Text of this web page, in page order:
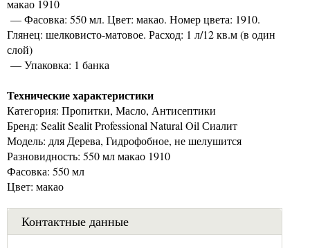
макао 1910
— Фасовка: 550 мл. Цвет: макао. Номер цвета: 1910.
Глянец: шелковисто-матовое. Расход: 1 л/12 кв.м (в один
слой)
— Упаковка: 1 банка
Технические характеристики
Категория: Пропитки, Масло, Антисептики
Бренд: Sealit Sealit Professional Natural Oil Сиалит
Модель: для Дерева, Гидрофобное, не шелушится
Разновидность: 550 мл макао 1910
Фасовка: 550 мл
Цвет: макао
Контактные данные